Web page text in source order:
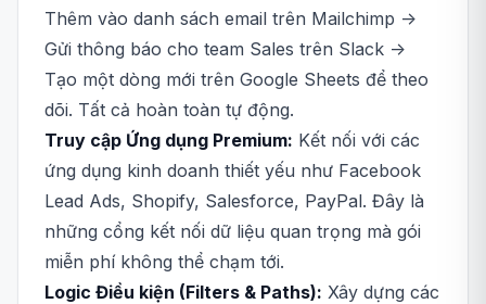
Thêm vào danh sách email trên Mailchimp ->
Gửi thông báo cho team Sales trên Slack ->
Tạo một dòng mới trên Google Sheets để theo
dõi. Tất cả hoàn toàn tự động.
Truy cập Ứng dụng Premium: Kết nối với các
ứng dụng kinh doanh thiết yếu như Facebook
Lead Ads, Shopify, Salesforce, PayPal. Đây là
những cổng kết nối dữ liệu quan trọng mà gói
miễn phí không thể chạm tới.
Logic Điều kiện (Filters & Paths): Xây dựng các